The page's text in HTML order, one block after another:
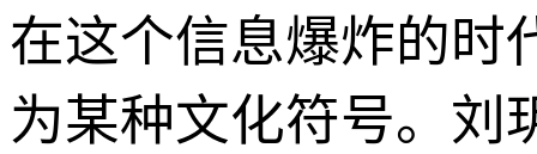
在这个信息爆炸的时
为某种文化符号。刘